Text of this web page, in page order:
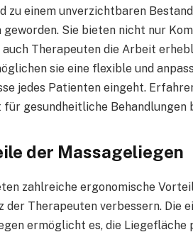
zu einem unverzichtbaren
Sie bieten nicht nur
auch Therapeuten die Arbeit
sie eine flexible und
jedes Patienten eingeht.
gesundheitliche Behandlungen
der Massageliegen
zahlreiche ergonomische
der Therapeuten verbessern. Die
ermöglicht es, die Liegefläche